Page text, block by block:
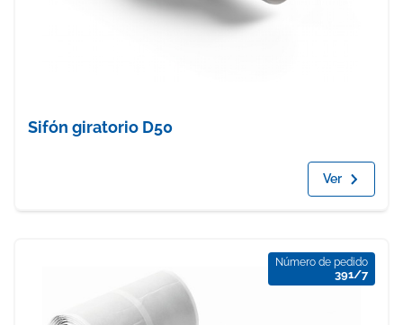
Sifón giratorio D50
Ver
Número de pedido
391/7